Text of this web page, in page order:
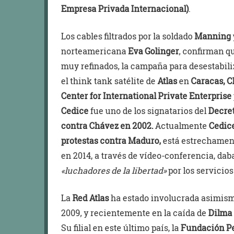
Empresa Privada Internacional).
Los cables filtrados por la soldadoManning
norteamericana Eva Golinger, confirman
muy refinados, la campaña para
el think tank satélite de Atlasen Caracas,
Center for International Private Enterprise
Cedicefue uno de los signatarios del
contra Chávez en 2002. Actualmente
protestas contra Maduro,está
en 2014, a través de vídeo-conferencia,
«luchadores de la libertad»por los servicios
La Red Atlasha estado involucrada
2009, y recientemente en la caída de Dilma
Su filial en este último país, la Fundación